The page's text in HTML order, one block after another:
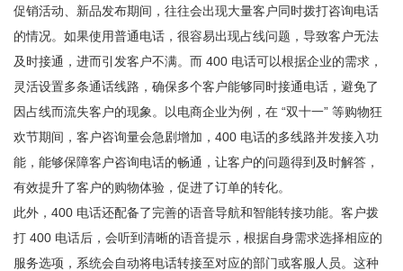
促销活动、新品发布期间，往往会出现大量客户同时拨打咨询电话
的情况。如果使用普通电话，很容易出现占线问题，导致客户无法
及时接通，进而引发客户不满。而 400 电话可以根据企业的需求，
灵活设置多条通话线路，确保多个客户能够同时接通电话，避免了
因占线而流失客户的现象。以电商企业为例，在 “双十一” 等购物狂
欢节期间，客户咨询量会急剧增加，400 电话的多线路并发接入功
能，能够保障客户咨询电话的畅通，让客户的问题得到及时解答，
有效提升了客户的购物体验，促进了订单的转化。
此外，400 电话还配备了完善的语音导航和智能转接功能。客户拨
打 400 电话后，会听到清晰的语音提示，根据自身需求选择相应的
服务选项，系统会自动将电话转接至对应的部门或客服人员。这种